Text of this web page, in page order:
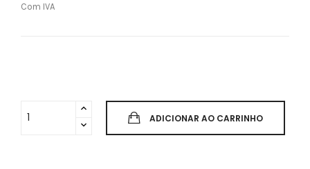
Com IVA
ADICIONAR AO CARRINHO